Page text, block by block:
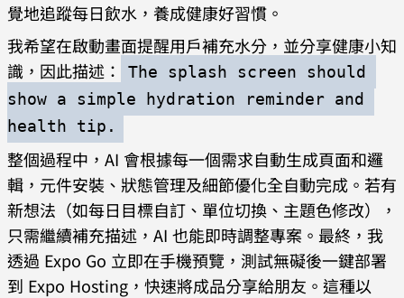
覺地追蹤每日飲水，養成健康好習慣。
我希望在啟動畫面提醒用戶補充水分，並分享健康小知
識，因此描述：
The splash screen should
show a simple hydration reminder and
health tip.
整個過程中，AI 會根據每一個需求自動生成頁面和邏
輯，元件安裝、狀態管理及細節優化全自動完成。若有
新想法（如每日目標自訂、單位切換、主題色修改），
只需繼續補充描述，AI 也能即時調整專案。最終，我
透過 Expo Go 立即在手機預覽，測試無礙後一鍵部署
到 Expo Hosting，快速將成品分享給朋友。這種以